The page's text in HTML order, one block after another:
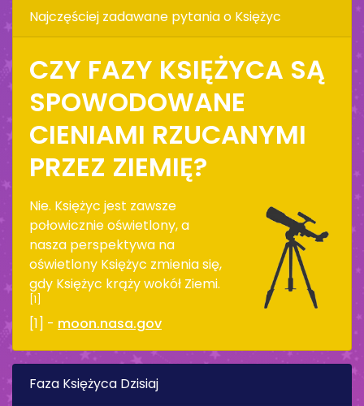
Najczęściej zadawane pytania o Księżyc
CZY FAZY KSIĘŻYCA SĄ
SPOWODOWANE
CIENIAMI RZUCANYMI
PRZEZ ZIEMIĘ?
Nie. Księżyc jest zawsze
połowicznie oświetlony, a
nasza perspektywa na
oświetlony Księżyc zmienia się,
gdy Księżyc krąży wokół Ziemi.
[1]
[1] - moon.nasa.gov
Faza Księżyca Dzisiaj